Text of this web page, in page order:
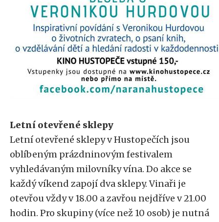
Letní otevřené sklepy
Letní otevřené sklepy v Hustopečích jsou
oblíbeným prázdninovým festivalem
vyhledávaným milovníky vína. Do akce se
každý víkend zapojí dva sklepy. Vinaři je
otevřou vždy v 18.00 a zavřou nejdříve v 21.00
hodin. Pro skupiny (více než 10 osob) je nutná